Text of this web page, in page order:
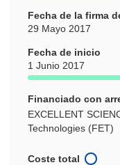
Fecha de la firma
29 Mayo 2017
Fecha de inicio
1 Junio 2017
Financiado con
EXCELLENT
Technologies (FET)
Coste total